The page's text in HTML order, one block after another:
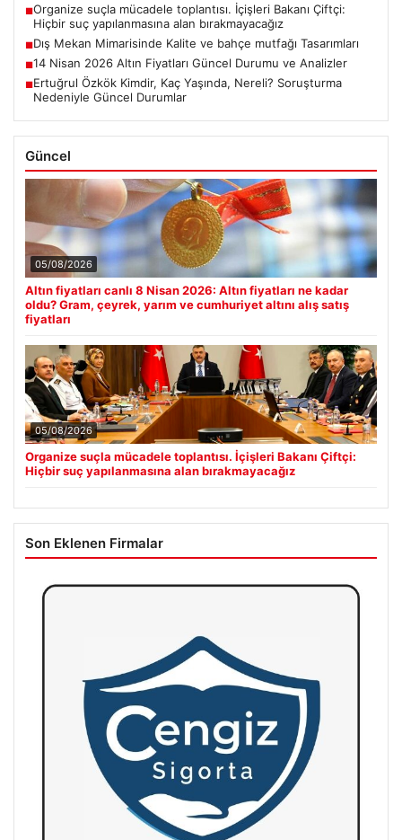
■Organize suçla mücadele toplantısı. İçişleri Bakanı Çiftçi:
Hiçbir suç yapılanmasına alan bırakmayacağız
■Dış Mekan Mimarisinde Kalite ve bahçe mutfağı Tasarımları
■14 Nisan 2026 Altın Fiyatları Güncel Durumu ve Analizler
■Ertuğrul Özkök Kimdir, Kaç Yaşında, Nereli? Soruşturma
Nedeniyle Güncel Durumlar
Güncel
05/08/2026
Altın fiyatları canlı 8 Nisan 2026: Altın fiyatları ne kadar
oldu? Gram, çeyrek, yarım ve cumhuriyet altını alış satış
fiyatları
05/08/2026
Organize suçla mücadele toplantısı. İçişleri Bakanı Çiftçi:
Hiçbir suç yapılanmasına alan bırakmayacağız
Son Eklenen Firmalar